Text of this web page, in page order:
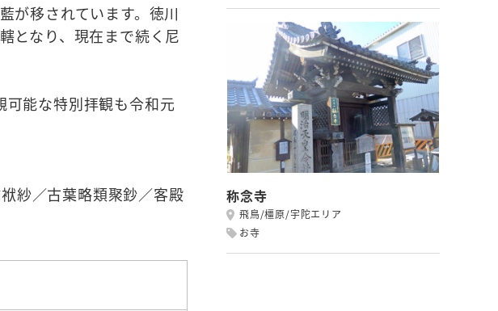
が移されています。徳川
となり、現在まで続く尼
可能な特別拝観も令和元
紗／古葉略類聚鈔／客殿
称念寺
飛鳥/橿原/宇陀エリア
お寺